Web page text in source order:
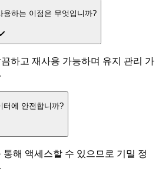
하는 이점은 무엇입니까?
하고 재사용 가능하며 유지 관리 가
터에 안전합니까?
해 액세스할 수 있으므로 기밀 정